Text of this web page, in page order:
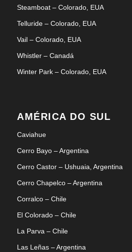
Steamboat – Colorado, EUA
Telluride – Colorado, EUA
Vail – Colorado, EUA
Whistler – Canadá
Winter Park – Colorado, EUA
AMÉRICA DO SUL
Caviahue
Cerro Bayo – Argentina
Cerro Castor – Ushuaia, Argentina
Cerro Chapelco – Argentina
Corralco – Chile
El Colorado – Chile
La Parva – Chile
Las Leñas – Argentina